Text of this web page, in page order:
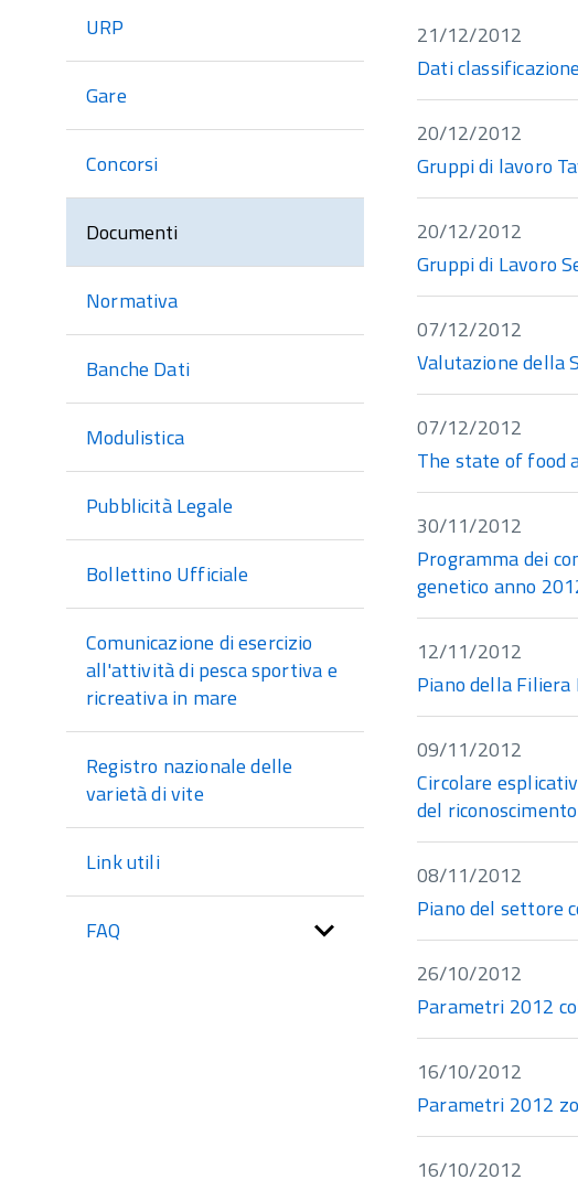
sezione
URP
Gare
Concorsi
Documenti
Normativa
Banche Dati
Modulistica
Pubblicità Legale
Bollettino Ufficiale
Comunicazione di esercizio
all'attività di pesca sportiva e
ricreativa in mare
Registro nazionale delle
varietà di vite
Link utili
FAQ
21/12/2012
Dati
20/12/2012
Gruppi di lavoro
20/12/2012
Gruppi di Lavoro
07/12/2012
Valutazione della
07/12/2012
The state of food
30/11/2012
Programma dei
genetico anno
12/11/2012
Piano della
09/11/2012
Circolare
del
08/11/2012
Piano del settore
26/10/2012
Parametri 2012
16/10/2012
Parametri 2012
16/10/2012